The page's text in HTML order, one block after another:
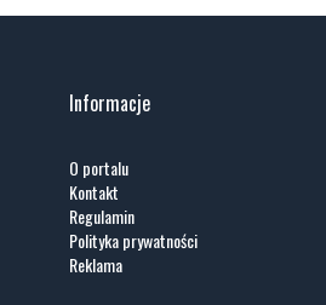
Informacje
O portalu
Kontakt
Regulamin
Polityka prywatności
Reklama